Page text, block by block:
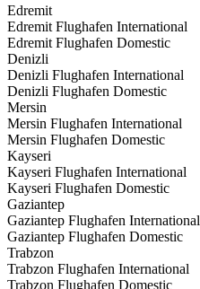
Edremit
Edremit Flughafen International
Edremit Flughafen Domestic
Denizli
Denizli Flughafen International
Denizli Flughafen Domestic
Mersin
Mersin Flughafen International
Mersin Flughafen Domestic
Kayseri
Kayseri Flughafen International
Kayseri Flughafen Domestic
Gaziantep
Gaziantep Flughafen International
Gaziantep Flughafen Domestic
Trabzon
Trabzon Flughafen International
Trabzon Flughafen Domestic